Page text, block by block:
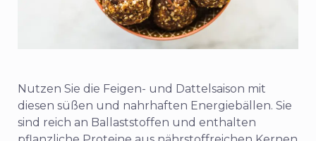
Nutzen Sie die Feigen- und Dattelsaison mit
diesen süßen und nahrhaften Energiebällen. Sie
sind reich an Ballaststoffen und enthalten